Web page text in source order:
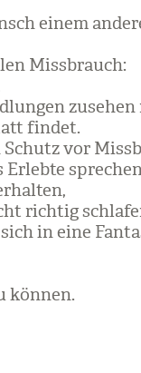
einem
Miss­brauch:
zuse­hen
fin­det.
vor
rich­tig
in eine
kön­nen.